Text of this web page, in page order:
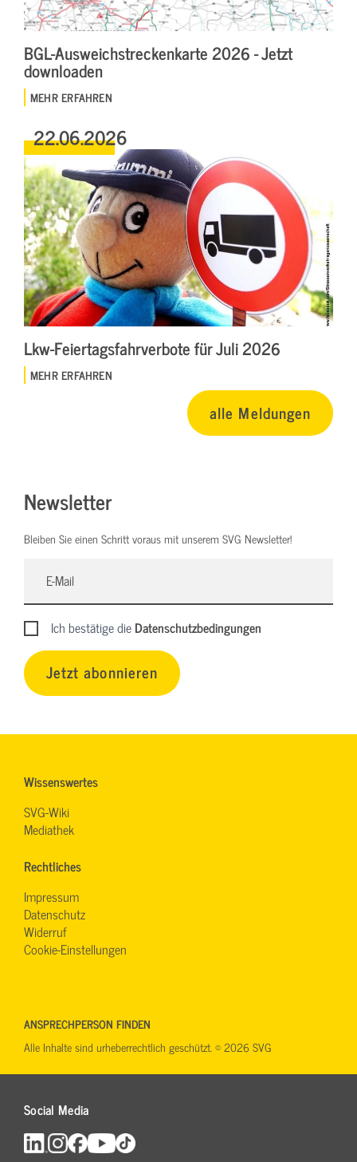
BGL-Ausweichstreckenkarte 2026 - Jetzt
downloaden
MEHR ERFAHREN
22.06.2026
Lkw-Feiertagsfahrverbote für Juli 2026
MEHR ERFAHREN
alle Meldungen
Newsletter
Bleiben Sie einen Schritt voraus mit unserem SVG Newsletter!
Ich bestätige dieDatenschutzbedingungen
Jetzt abonnieren
Wissenswertes
SVG-Wiki
Mediathek
Rechtliches
Impressum
Datenschutz
Widerruf
Cookie-Einstellungen
Social Media
ANSPRECHPERSON FINDEN
Alle Inhalte sind urheberrechtlich geschützt. © 2026 SVG